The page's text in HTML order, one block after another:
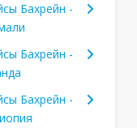
Бахрейн -
Бахрейн -
Бахрейн -